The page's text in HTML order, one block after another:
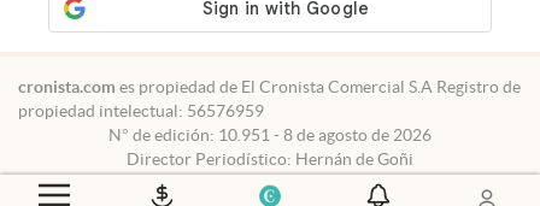
Consentimiento
Tel:+54 11 7078-3270
cronista.com es propiedad de El Cronista Comercial S.A Registro de
propiedad intelectual: 56576959
N° de edición: 10.951 - 8 de agosto de 2026
Director Periodístico: Hernán de Goñi